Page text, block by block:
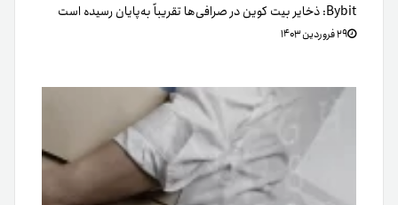
Bybit: ذخایر بیت کوین در صرافی‌ها تقریباً به‌پایان رسیده است
۲۹ فروردین ۱۴۰۳